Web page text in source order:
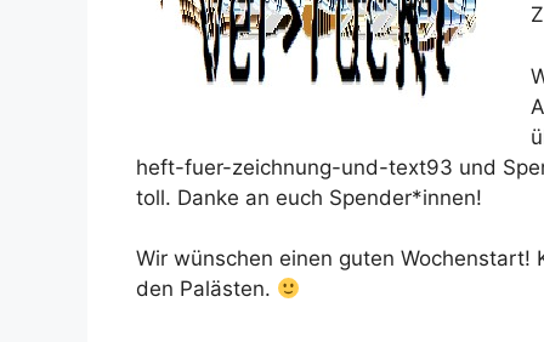
heft-fuer-zeichnung-und-text93 und
toll. Danke an euch Spender*innen!
Wir wünschen einen guten Wochenstart!
den Palästen.